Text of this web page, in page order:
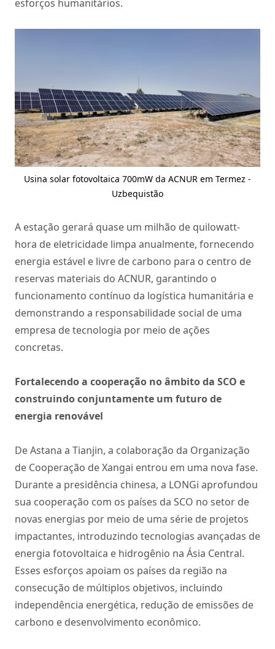
esforços humanitários.
Usina solar fotovoltaica 700mW da ACNUR em Termez -
Uzbequistão
A estação gerará quase um milhão de quilowatt-
hora de eletricidade limpa anualmente, fornecendo
energia estável e livre de carbono para o centro de
reservas materiais do ACNUR, garantindo o
funcionamento contínuo da logística humanitária e
demonstrando a responsabilidade social de uma
empresa de tecnologia por meio de ações
concretas.
Fortalecendo a cooperação no âmbito da SCO e
construindo conjuntamente um futuro de
energia renovável
De Astana a Tianjin, a colaboração da Organização
de Cooperação de Xangai entrou em uma nova fase.
Durante a presidência chinesa, a LONGi aprofundou
sua cooperação com os países da SCO no setor de
novas energias por meio de uma série de projetos
impactantes, introduzindo tecnologias avançadas de
energia fotovoltaica e hidrogênio na Ásia Central.
Esses esforços apoiam os países da região na
consecução de múltiplos objetivos, incluindo
independência energética, redução de emissões de
carbono e desenvolvimento econômico.